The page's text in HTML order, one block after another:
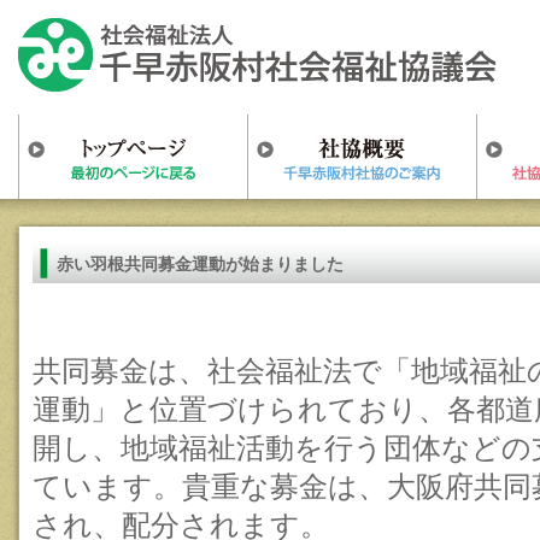
赤い羽根共同募金運動が始まりました
共同募金は、社会福祉法で「地域福
運動」と位置づけられており、各都
開し、地域福祉活動を行う団体など
ています。貴重な募金は、大阪府共
され、配分されます。